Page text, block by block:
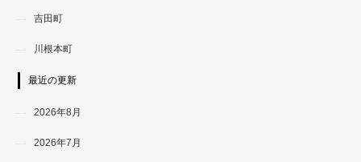
吉田町
川根本町
最近の更新
2026年8月
2026年7月